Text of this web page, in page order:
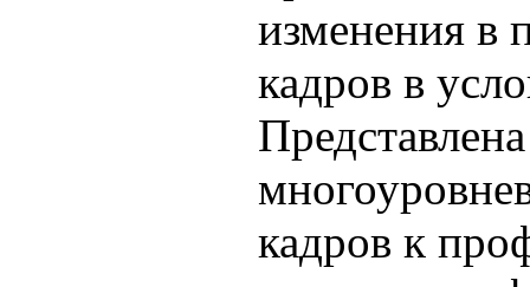
изменения в
кадров в
кадров к